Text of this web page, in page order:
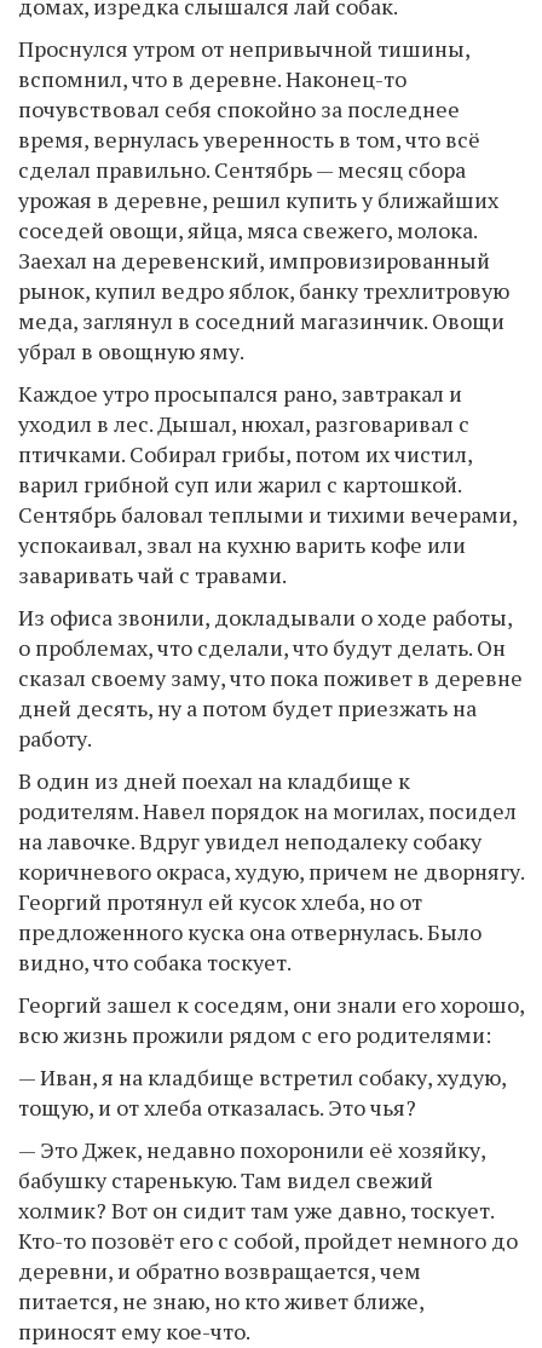
домах, изредка слышался лай собак.
Проснулся утром от непривычной тишины,
вспомнил, что в деревне. Наконец-то
почувствовал себя спокойно за последнее
время, вернулась уверенность в том, что всё
сделал правильно. Сентябрь — месяц сбора
урожая в деревне, решил купить у ближайших
соседей овощи, яйца, мяса свежего, молока.
Заехал на деревенский, импровизированный
рынок, купил ведро яблок, банку трехлитровую
меда, заглянул в соседний магазинчик. Овощи
убрал в овощную яму.
Каждое утро просыпался рано, завтракал и
уходил в лес. Дышал, нюхал, разговаривал с
птичками. Собирал грибы, потом их чистил,
варил грибной суп или жарил с картошкой.
Сентябрь баловал теплыми и тихими вечерами,
успокаивал, звал на кухню варить кофе или
заваривать чай с травами.
Из офиса звонили, докладывали о ходе работы,
о проблемах, что сделали, что будут делать. Он
сказал своему заму, что пока поживет в деревне
дней десять, ну а потом будет приезжать на
работу.
В один из дней поехал на кладбище к
родителям. Навел порядок на могилах, посидел
на лавочке. Вдруг увидел неподалеку собаку
коричневого окраса, худую, причем не дворнягу.
Георгий протянул ей кусок хлеба, но от
предложенного куска она отвернулась. Было
видно, что собака тоскует.
Георгий зашел к соседям, они знали его хорошо,
всю жизнь прожили рядом с его родителями:
— Иван, я на кладбище встретил собаку, худую,
тощую, и от хлеба отказалась. Это чья?
— Это Джек, недавно похоронили её хозяйку,
бабушку старенькую. Там видел свежий
холмик? Вот он сидит там уже давно, тоскует.
Кто-то позовёт его с собой, пройдет немного до
деревни, и обратно возвращается, чем
питается, не знаю, но кто живет ближе,
приносят ему кое-что.